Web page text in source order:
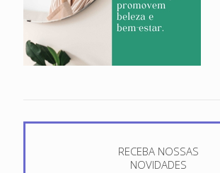
RECEBA NOSSAS
NOVIDADES